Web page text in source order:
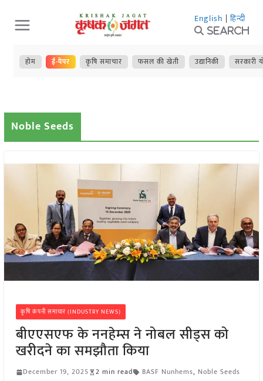
Skip
to
content
English | हिन्दी
Search
होम ई-पेपर कृषि समाचार फसल की खेती उद्यानिकी सरकारी
Noble Seeds
कृषि कंपनी समाचार (INDUSTRY NEWS)
बीएएसएफ के ननहेम्स ने नोबल सीड्स को
खरीदने का समझौता किया
December 19, 2025 2 min read BASF Nunhems, Noble Seeds